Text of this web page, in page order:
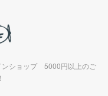
ンショップ 5000円以上のご